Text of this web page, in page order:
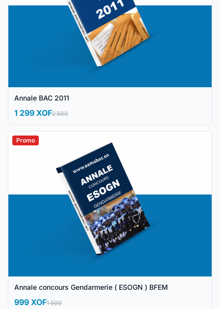
Annale BAC 2011
1 299 XOF2 500
Promo
Annale concours Gendarmerie ( ESOGN ) BFEM
999 XOF1 500